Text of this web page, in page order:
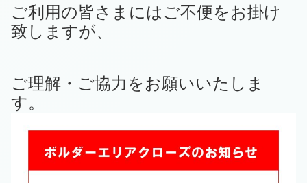
ご利用の皆さまにはご不便をお掛け
致しますが、
ご理解・ご協力をお願いいたしま
す。